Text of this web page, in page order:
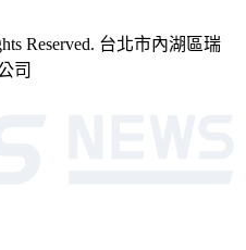
Reserved. 台北市內湖區瑞
司